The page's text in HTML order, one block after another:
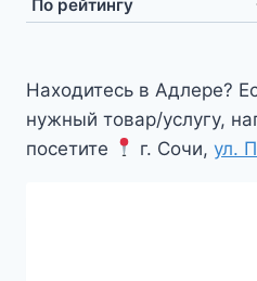
Находитесь в Адлере?
нужный товар/услугу,
посетите
г. Сочи,ул.